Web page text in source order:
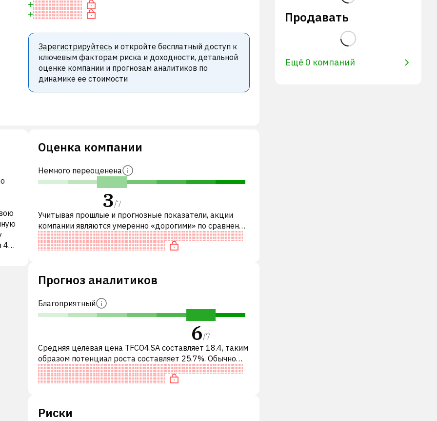
Зарегистрируйтесь и откройте бесплатный доступ к
ключевым факторам риска и доходности, детальной
оценке компании и прогнозам аналитиков по
динамике ее стоимости
41
Оценка компании
Немного переоценена
3/7
Учитывая прошлые и прогнозные показатели, акции
компании являются умеренно «дорогими» по сравнению
с аналогичными компаниями. В частности, акция
справедливо оценена по P/
Прогноз аналитиков
Благоприятный
6/7
Средняя целевая цена TFCO4.SA составляет 18.4, таким
образом потенциал роста составляет 25.7%. Обычно
это означает рекомендацию «ПОКУПАТЬ» среди
инвестиционных компаний и
Риски
Продавать
Ещё 0 компаний